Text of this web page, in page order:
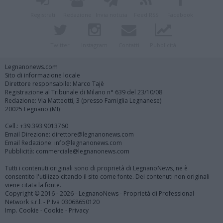
Legnanonews.com
Sito di informazione locale
Direttore responsabile: Marco Tajè
Registrazione al Tribunale di Milano n° 639 del 23/10/08
Redazione: Via Matteotti, 3 (presso Famiglia Legnanese)
20025 Legnano (MI)
Cell.: +39.393.9013760
Email Direzione: direttore@legnanonews.com
Email Redazione: info@legnanonews.com
Pubblicità: commerciale@legnanonews.com
Tutti i contenuti originali sono di proprietà di LegnanoNews, ne è
consentito l'utilizzo citando il sito come fonte. Dei contenuti non originali
viene citata la fonte.
Copyright © 2016 - 2026 - LegnanoNews - Proprietà di Professional
Network s.r.l. - P.Iva 03068650120
Imp. Cookie - Cookie - Privacy